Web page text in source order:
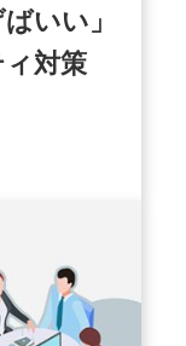
いい」
対策